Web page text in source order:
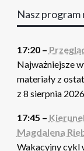
Nasz program
17:20 –
Najważniejsze
materiały z
z 8 sierpnia
17:45 –
Magdalena
Wakacyjny cykl